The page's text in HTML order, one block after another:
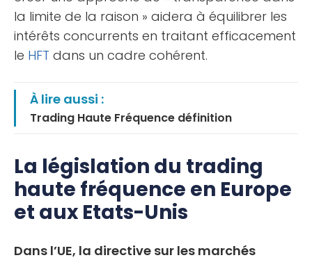
la limite de la raison » aidera à équilibrer les
intérêts concurrents en traitant efficacement
le HFT dans un cadre cohérent.
À lire aussi :
Trading Haute Fréquence définition
La législation du trading
haute fréquence en Europe
et aux Etats-Unis
Dans l’UE, la directive sur les marchés